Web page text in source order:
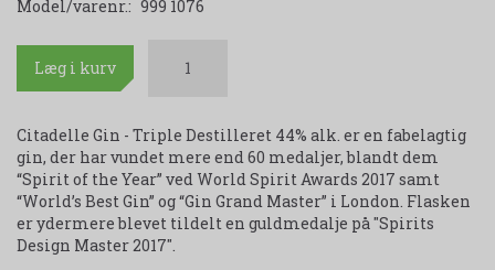
Model/varenr.: 999 1076
Læg i kurv
Citadelle Gin - Triple Destilleret 44% alk. er en fabelagtig
gin, der har vundet mere end 60 medaljer, blandt dem
“Spirit of the Year” ved World Spirit Awards 2017 samt
“World’s Best Gin” og “Gin Grand Master” i London. Flasken
er ydermere blevet tildelt en guldmedalje på "Spirits
Design Master 2017".